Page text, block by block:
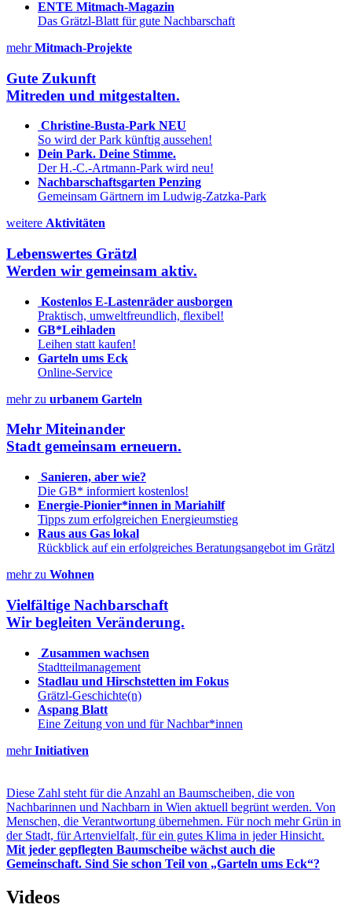
ENTE Mitmach-Magazin
Das Grätzl-Blatt für gute Nachbarschaft
mehrMitmach-Projekte
Gute Zukunft
Mitreden und mitgestalten.
Christine-Busta-Park NEU
So wird der Park künftig aussehen!
Dein Park. Deine Stimme.
Der H.-C.-Artmann-Park wird neu!
Nachbarschaftsgarten Penzing
Gemeinsam Gärtnern im Ludwig-Zatzka-Park
weitere Aktivitäten
Lebenswertes Grätzl
Werden wir gemeinsam aktiv.
Kostenlos E-Lastenräder ausborgen
Praktisch, umweltfreundlich, flexibel!
GB*Leihladen
Leihen statt kaufen!
Garteln ums Eck
Online-Service
mehr zu urbanem Garteln
Mehr Miteinander
Stadt gemeinsam erneuern.
Sanieren, aber wie?
Die GB* informiert kostenlos!
Energie-Pionier*innen in Mariahilf
Tipps zum erfolgreichen Energieumstieg
Raus aus Gas lokal
Rückblick auf ein erfolgreiches Beratungsangebot im Grätzl
mehr zu Wohnen
Vielfältige Nachbarschaft
Wir begleiten Veränderung.
Zusammen wachsen
Stadtteilmanagement
Stadlau und Hirschstetten im Fokus
Grätzl-Geschichte(n)
Aspang Blatt
Eine Zeitung von und für Nachbar*innen
mehrInitiativen
Diese Zahl steht für die Anzahl an Baumscheiben, die von
Nachbarinnen und Nachbarn in Wien aktuell begrünt werden. Von
Menschen, die Verantwortung übernehmen. Für noch mehr Grün in
der Stadt, für Artenvielfalt, für ein gutes Klima in jeder Hinsicht.
Mit jeder gepflegten Baumscheibe wächst auch die
Gemeinschaft. Sind Sie schon Teil von „Garteln ums Eck“?
Videos